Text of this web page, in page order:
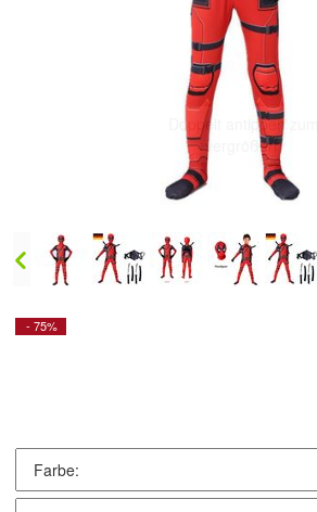
Doppelt antippen zum
vergrößern
- 75%